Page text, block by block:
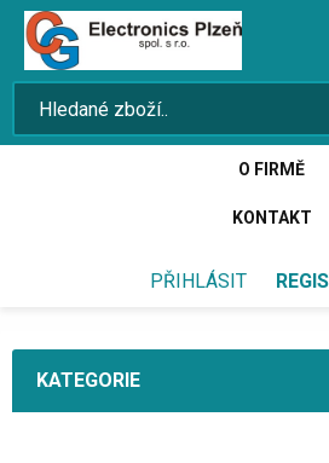
O FIRMĚ
KONTAKT
PŘIHLÁSIT
KATEGORIE